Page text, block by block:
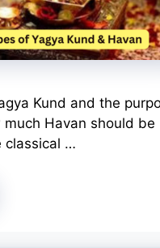
Kund and the
Havan should be
classical …